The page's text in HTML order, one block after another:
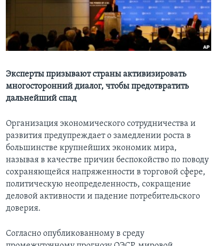
СОЦИАЛЬНЫЕ СЕТИ
Языки
Эксперты призывают страны активизировать
многосторонний диалог, чтобы предотвратить
дальнейший спад
Организация экономического сотрудничества и
развития предупреждает о замедлении роста в
большинстве крупнейших экономик мира,
называя в качестве причин беспокойство по поводу
сохраняющейся напряженности в торговой сфере,
политическую неопределенность, сокращение
деловой активности и падение потребительского
доверия.
Согласно опубликованному в среду